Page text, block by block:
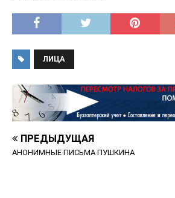
ЛИЦА
ПРЕДЫДУЩАЯ
АНОНИМНЫЕ ПИСЬМА ПУШКИНА